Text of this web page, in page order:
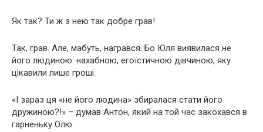
Як так? Ти ж з нею так добре грав!
Так, грав. Але, мабуть, награвся. Бо Юля виявилася не
його людиною: нахабною, егоїстичною дівчиною, яку
цікавили лише гроші.
«І зараз ця «не його людина» збиралася стати його
дружиною?!» – думав Антон, який на той час закохався в
гарненьку Олю.